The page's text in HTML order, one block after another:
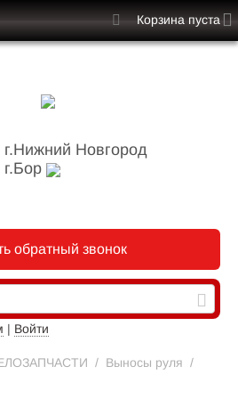
г.Нижний Новгород
г.Бор
обратный звонок
| Войти
Корзина пуста
/ Выносы руля /